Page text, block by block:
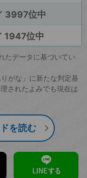
3997位中
1947位中
たデータに基づいてい
がな」に新たな判定基
されたよみでも現在は
を読む
LINEする